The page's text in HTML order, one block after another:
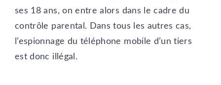
ses 18 ans, on entre alors dans le cadre du
contrôle parental. Dans tous les autres cas,
l’espionnage du téléphone mobile d’un tiers
est donc illégal.